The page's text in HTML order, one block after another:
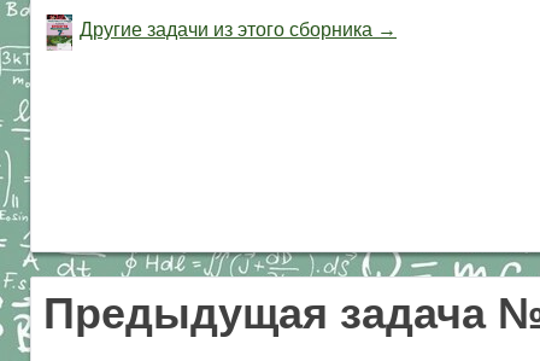
Другие задачи из этого сборника →
Предыдущая задача